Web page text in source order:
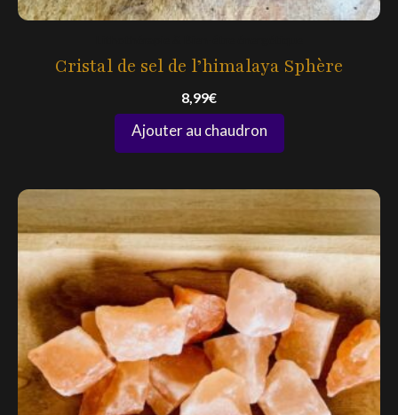
Cristal de sel de l’himalaya Sphère
8,99€